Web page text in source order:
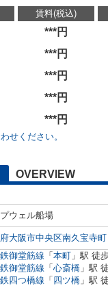
賃料(税込)
***円
***円
***円
***円
***円
せください。
OVERVIEW
ウェル船場
大阪市中央区南久宝寺町
御堂筋線 「 本町 」駅 徒
御堂筋線 「 心斎橋 」駅
四つ橋線 「 四ツ橋 」駅